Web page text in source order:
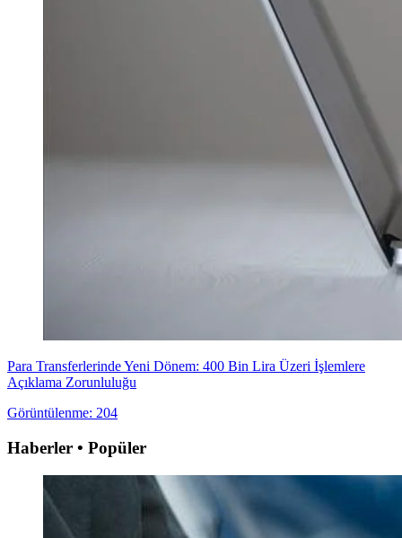
Para Transferlerinde Yeni Dönem: 400 Bin Lira Üzeri İşlemlere
Açıklama Zorunluluğu
Görüntülenme: 204
Haberler • Popüler